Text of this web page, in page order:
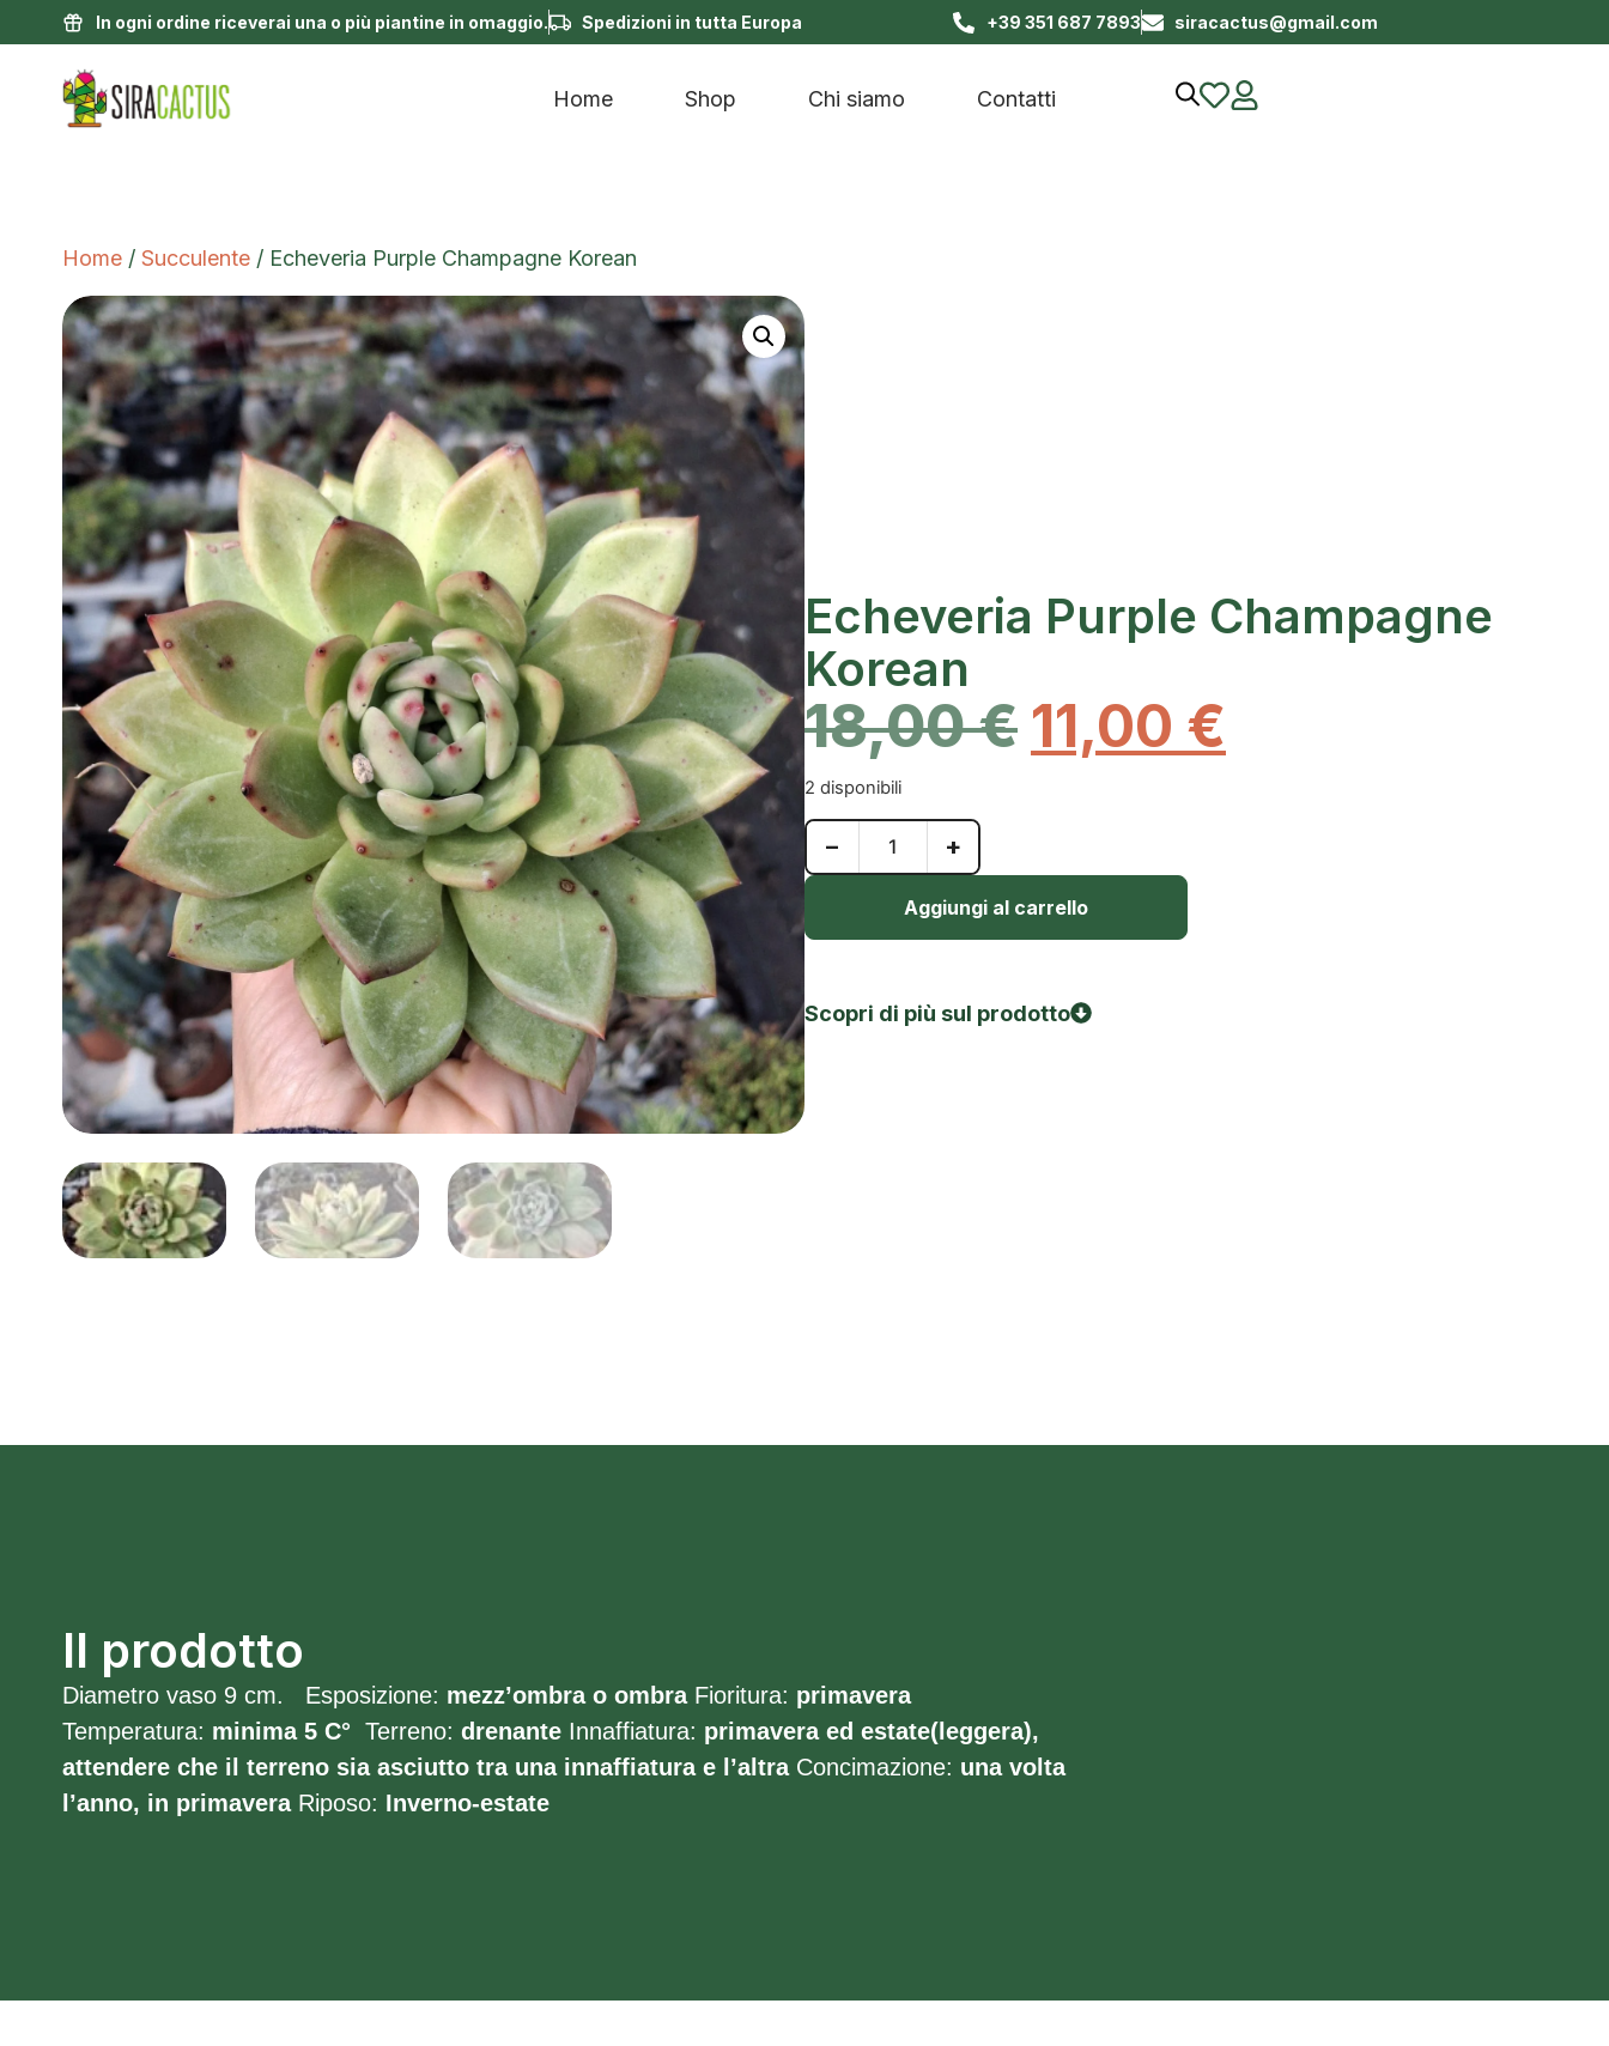
In ogni ordine riceverai una o più piantine in omaggio. Spedizioni in tutta Europa +39 351 687 7893 siracactus@gmail.com
Home Shop Chi siamo Contatti
Home / Succulente / Echeveria Purple Champagne Korean
Echeveria Purple Champagne
Korean
18,00€ 11,00 €
2 disponibili
− +
Aggiungi al carrello
Scopri di più sul prodotto
Il prodotto
Diametro vaso 9 cm. Esposizione: mezz’ombra o ombraFioritura: primavera
Temperatura: minima 5 C° Terreno: drenante Innaffiatura: primavera ed estate(leggera),
attendere che il terreno sia asciutto tra una innaffiatura e l’altraConcimazione: una volta
l’anno, in primaveraRiposo: Inverno-estate